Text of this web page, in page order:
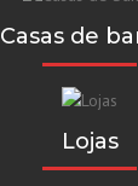
Casas de
Lojas